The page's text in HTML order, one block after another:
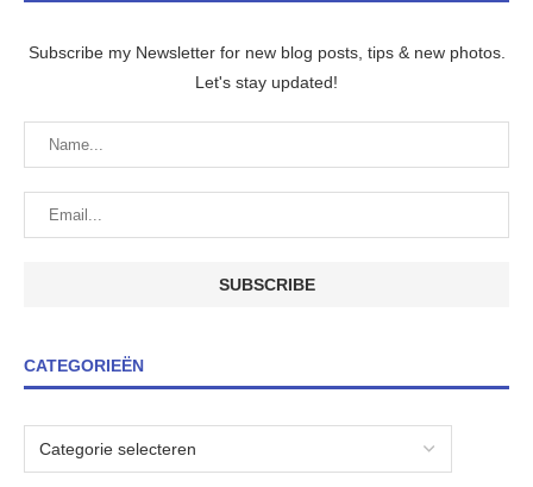
Subscribe my Newsletter for new blog posts, tips & new photos.
Let's stay updated!
CATEGORIEËN